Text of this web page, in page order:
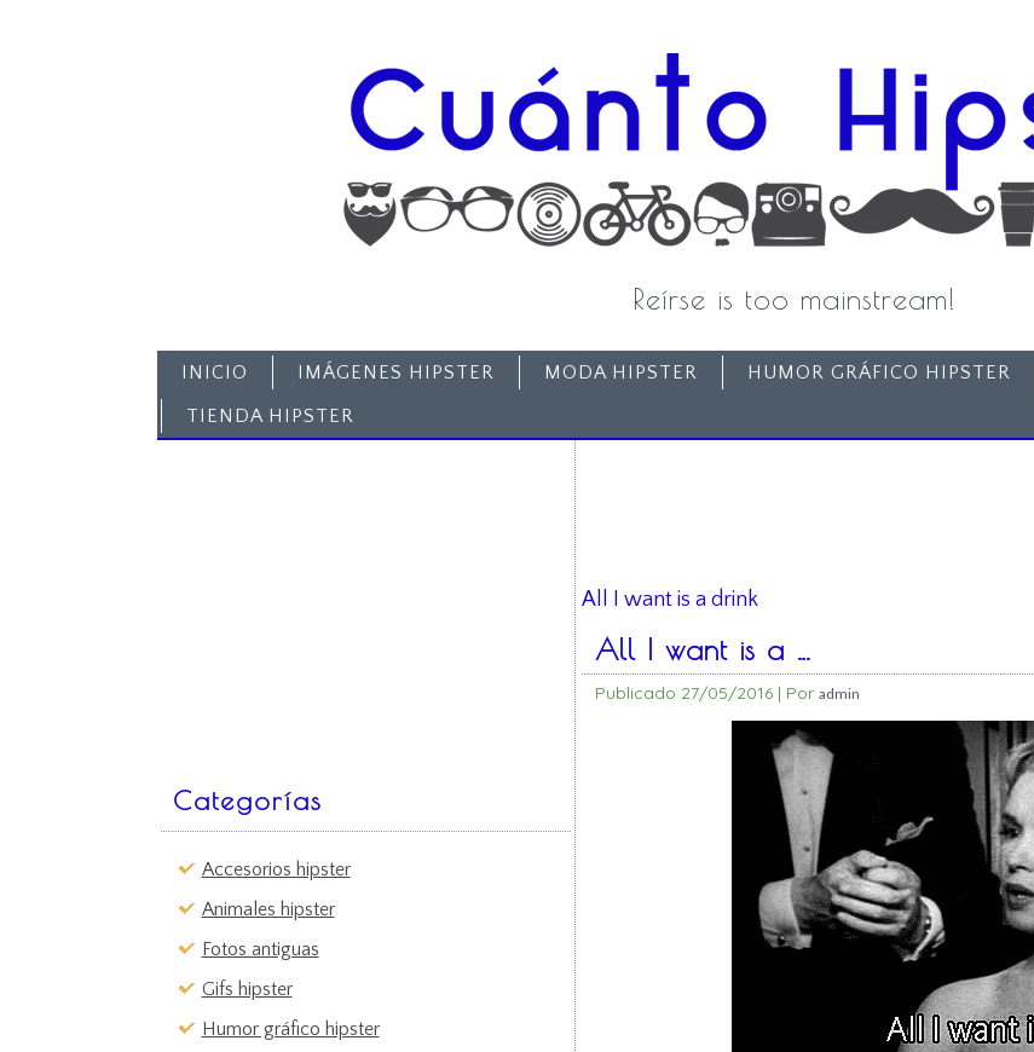
Reírse is too mainstream!
INICIO IMÁGENES HIPSTER MODA HIPSTER HUMOR GRÁFICO HIPSTER
TIENDA HIPSTER
Categorías
Accesorios hipster
Animales hipster
Fotos antiguas
Gifs hipster
Humor gráfico hipster
All I want is a drink
All I want is a …
Publicado 27/05/2016| Por admin